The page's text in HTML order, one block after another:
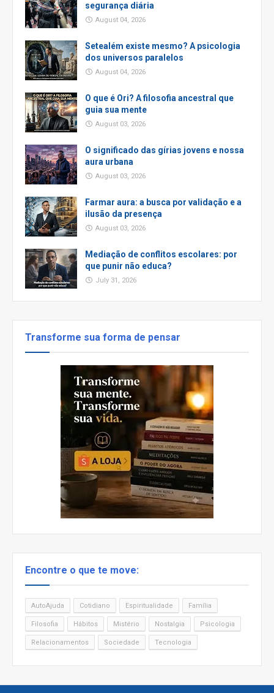
segurança diária
August 04, 2026
Setealém existe mesmo? A psicologia
dos universos paralelos
August 04, 2026
O que é Ori? A filosofia ancestral que
guia sua mente
August 03, 2026
O significado das gírias jovens e nossa
aura urbana
August 03, 2026
Farmar aura: a busca por validação e a
ilusão da presença
August 03, 2026
Mediação de conflitos escolares: por
que punir não educa?
July 31, 2026
Transforme sua forma de pensar
Encontre o que te move:
AutoAjuda Cotidiano Espiritualidade Família
Filosofia Hábitos Mistério Nostalgia Psicologia
Relacionamentos Sociedade Tecnologia